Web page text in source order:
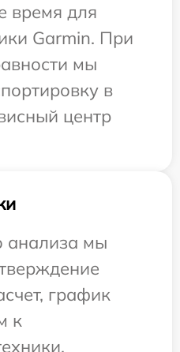
время для
Garmin. При
мы
в
центр
анализа мы
график
к